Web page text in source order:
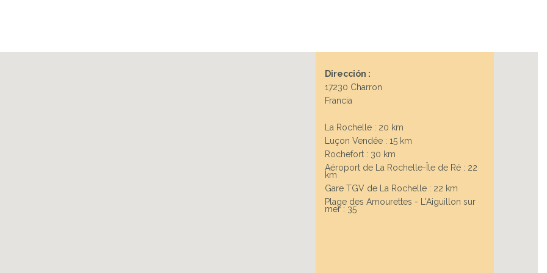
Dirección :
17230 Charron
Francia
La Rochelle : 20 km
Luçon Vendée : 15 km
Rochefort : 30 km
Aéroport de La Rochelle-Île de Ré : 22
km
Gare TGV de La Rochelle : 22 km
Plage des Amourettes - L'Aiguillon sur
mer : 35